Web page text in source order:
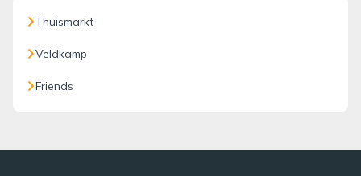
Thuismarkt
Veldkamp
Friends